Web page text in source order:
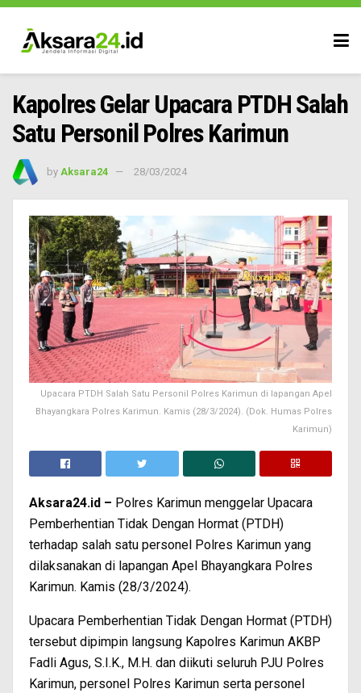
Kapolres Gelar Upacara PTDH Salah
Satu Personil Polres Karimun
by Aksara24 28/03/2024
Upacara PTDH Salah Satu Personil Polres Karimun di lapangan Apel
Bhayangkara Polres Karimun. Kamis (28/3/2024). (Dok. Humas Polres
Karimun)
Aksara24.id – Polres Karimun menggelar Upacara
Pemberhentian Tidak Dengan Hormat (PTDH)
terhadap salah satu personel Polres Karimun yang
dilaksanakan di lapangan Apel Bhayangkara Polres
Karimun. Kamis (28/3/2024).
Upacara Pemberhentian Tidak Dengan Hormat (PTDH)
tersebut dipimpin langsung Kapolres Karimun AKBP
Fadli Agus, S.I.K., M.H. dan diikuti seluruh PJU Polres
Karimun, personel Polres Karimun serta personel